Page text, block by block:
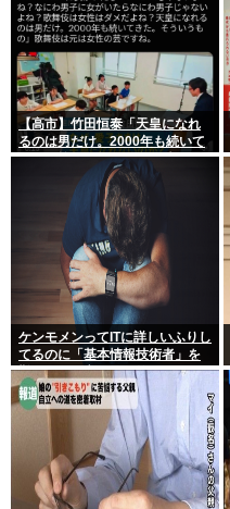
【高市】竹田恒泰「天皇になれ
るのは男だけ。2000年も続いて
きた伝統。歌舞伎も女は駄目だ
ケンモメンってITに詳しいふりし
てるのに「基本情報技術者」を
難しいって言ってて笑ったわ